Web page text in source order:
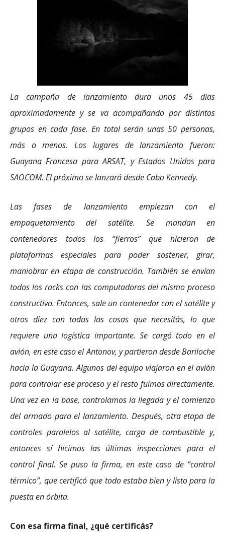
La campaña de lanzamiento dura unos 45 días
aproximadamente y se va acompañando por distintos
grupos en cada fase. En total serán unas 50 personas,
más o menos. Los lugares de lanzamiento fueron:
Guayana Francesa para ARSAT, y Estados Unidos para
SAOCOM. El próximo se lanzará desde Cabo Kennedy.
Las fases de lanzamiento empiezan con el
empaquetamiento del satélite. Se mandan en
contenedores todos los “fierros” que hicieron de
plataformas especiales para poder sostener, girar,
maniobrar en etapa de construcción. También se envían
todos los racks con las computadoras del mismo proceso
constructivo. Entonces, sale un contenedor con el satélite y
otros diez con todas las cosas que necesitás, lo que
requiere una logística importante. Se cargó todo en el
avión, en este caso el Antonov, y partieron desde Bariloche
hacia la Guayana. Algunos del equipo viajaron en el avión
para controlar ese proceso y el resto fuimos directamente.
Una vez en la base, controlamos la llegada y el comienzo
del armado para el lanzamiento. Después, otra etapa de
controles paralelos al satélite, carga de combustible y,
entonces sí hicimos las últimas inspecciones para el
control final. Se puso la firma, en este caso de “control
térmico”, que certificó que todo estaba bien y listo para la
puesta en órbita.
Con esa firma final, ¿qué certificás?